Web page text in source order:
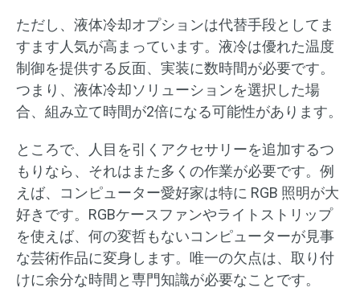
ただし、液体冷却オプションは代替手段としてま
すます人気が高まっています。液冷は優れた温度
制御を提供する反面、実装に数時間が必要です。
つまり、液体冷却ソリューションを選択した場
合、組み立て時間が2倍になる可能性があります。
ところで、人目を引くアクセサリーを追加するつ
もりなら、それはまた多くの作業が必要です。例
えば、コンピューター愛好家は特に RGB 照明が大
好きです。RGBケースファンやライトストリップ
を使えば、何の変哲もないコンピューターが見事
な芸術作品に変身します。唯一の欠点は、取り付
けに余分な時間と専門知識が必要なことです。